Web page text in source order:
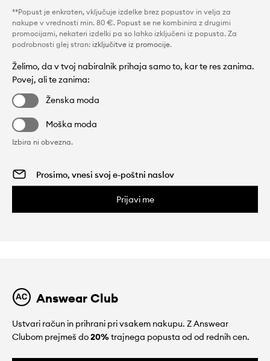
**Popust je enkraten, vključuje izdelke brez popustov in velja za
nakupe v vrednosti min. 80 €. Popust se ne kombinira z drugimi
promocijami, nekateri izdelki pa so lahko izključeni iz popusta. Za
podrobnosti glej stran: izključitve iz promocije.
Želimo, da v tvoj nabiralnik prihaja samo to, kar te res zanima.
Povej, ali te zanima:
Ženska moda
Moška moda
Izbira ni obvezna.
Prijavi me
Answear Club
Ustvari račun in prihrani pri vsakem nakupu. Z Answear
Clubom prejmeš do20%trajnega popusta od od rednih cen.